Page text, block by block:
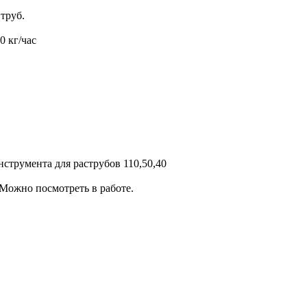
кг/час
для раструбов 110,50,40
посмотреть в работе.